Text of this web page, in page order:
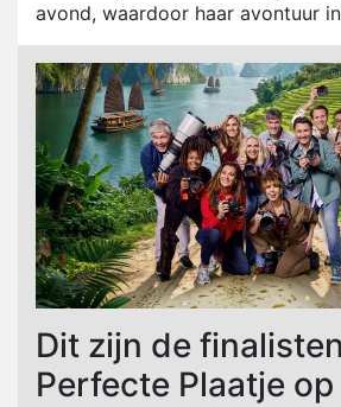
avond, waardoor haar avontuur
Dit zijn de
Perfecte Plaatje op